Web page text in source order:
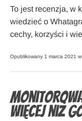
To jest recenzja, w
wiedzieć o
cechy, korzyści i
Opublikowany 1 marca 2021 w
więcej niż